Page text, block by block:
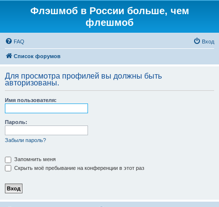
Флэшмоб в России больше, чем
флешмоб
FAQ Вход
Список форумов
Для просмотра профилей вы должны быть
авторизованы.
Имя пользователя:
Пароль:
Забыли пароль?
Запомнить меня
Скрыть моё пребывание на конференции в этот раз